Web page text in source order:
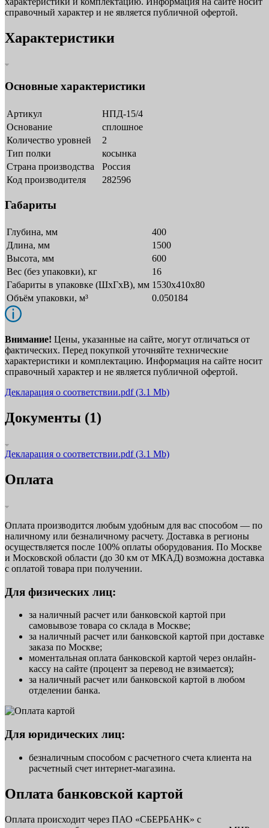
справочный характер и не является публичной офертой.
Характеристики
Основные характеристики
Артикул
НПД-15/4
Основание
сплошное
Количество уровней
2
Тип полки
косынка
Страна производства
Россия
Код производителя
282596
Габариты
Глубина, мм
400
Длина, мм
1500
Высота, мм
600
Вес (без упаковки), кг
16
Габариты в упаковке (ШxГxВ), мм 1530х410х80
Объём упаковки, м³
0.050184
Внимание! Цены, указанные на сайте, могут отличаться от
фактических. Перед покупкой уточняйте технические
характеристики и комплектацию. Информация на сайте носит
справочный характер и не является публичной офертой.
Декларация о соответствии.pdf(3.1 Mb)
Документы (1)
Декларация о соответствии.pdf(3.1 Mb)
Оплата
Оплата производится любым удобным для вас способом — по
наличному или безналичному расчету. Доставка в регионы
осуществляется после 100% оплаты оборудования. По Москве
и Московской области (до 30 км от МКАД) возможна доставка
с оплатой товара при получении.
Для физических лиц:
за наличный расчет или банковской картой при
самовывозе товара со склада в Москве;
за наличный расчет или банковской картой при доставке
заказа по Москве;
моментальная оплата банковской картой через онлайн-
кассу на сайте (процент за перевод не взимается);
за наличный расчет или банковской картой в любом
отделении банка.
Для юридических лиц:
безналичным способом с расчетного счета клиента на
расчетный счет интернет-магазина.
Оплата банковской картой
Оплата происходит через ПАО «СБЕРБАНК» с